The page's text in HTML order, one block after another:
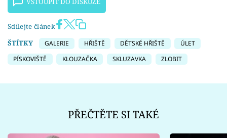
Sdílejte článek
ŠTÍTKY
GALERIE HŘIŠTĚ DĚTSKÉ HŘIŠTĚ
ÚLET
PÍSKOVIŠTĚ
KLOUZAČKA SKLUZAVKA ZLOBIT
PŘEČTĚTE SI TAKÉ